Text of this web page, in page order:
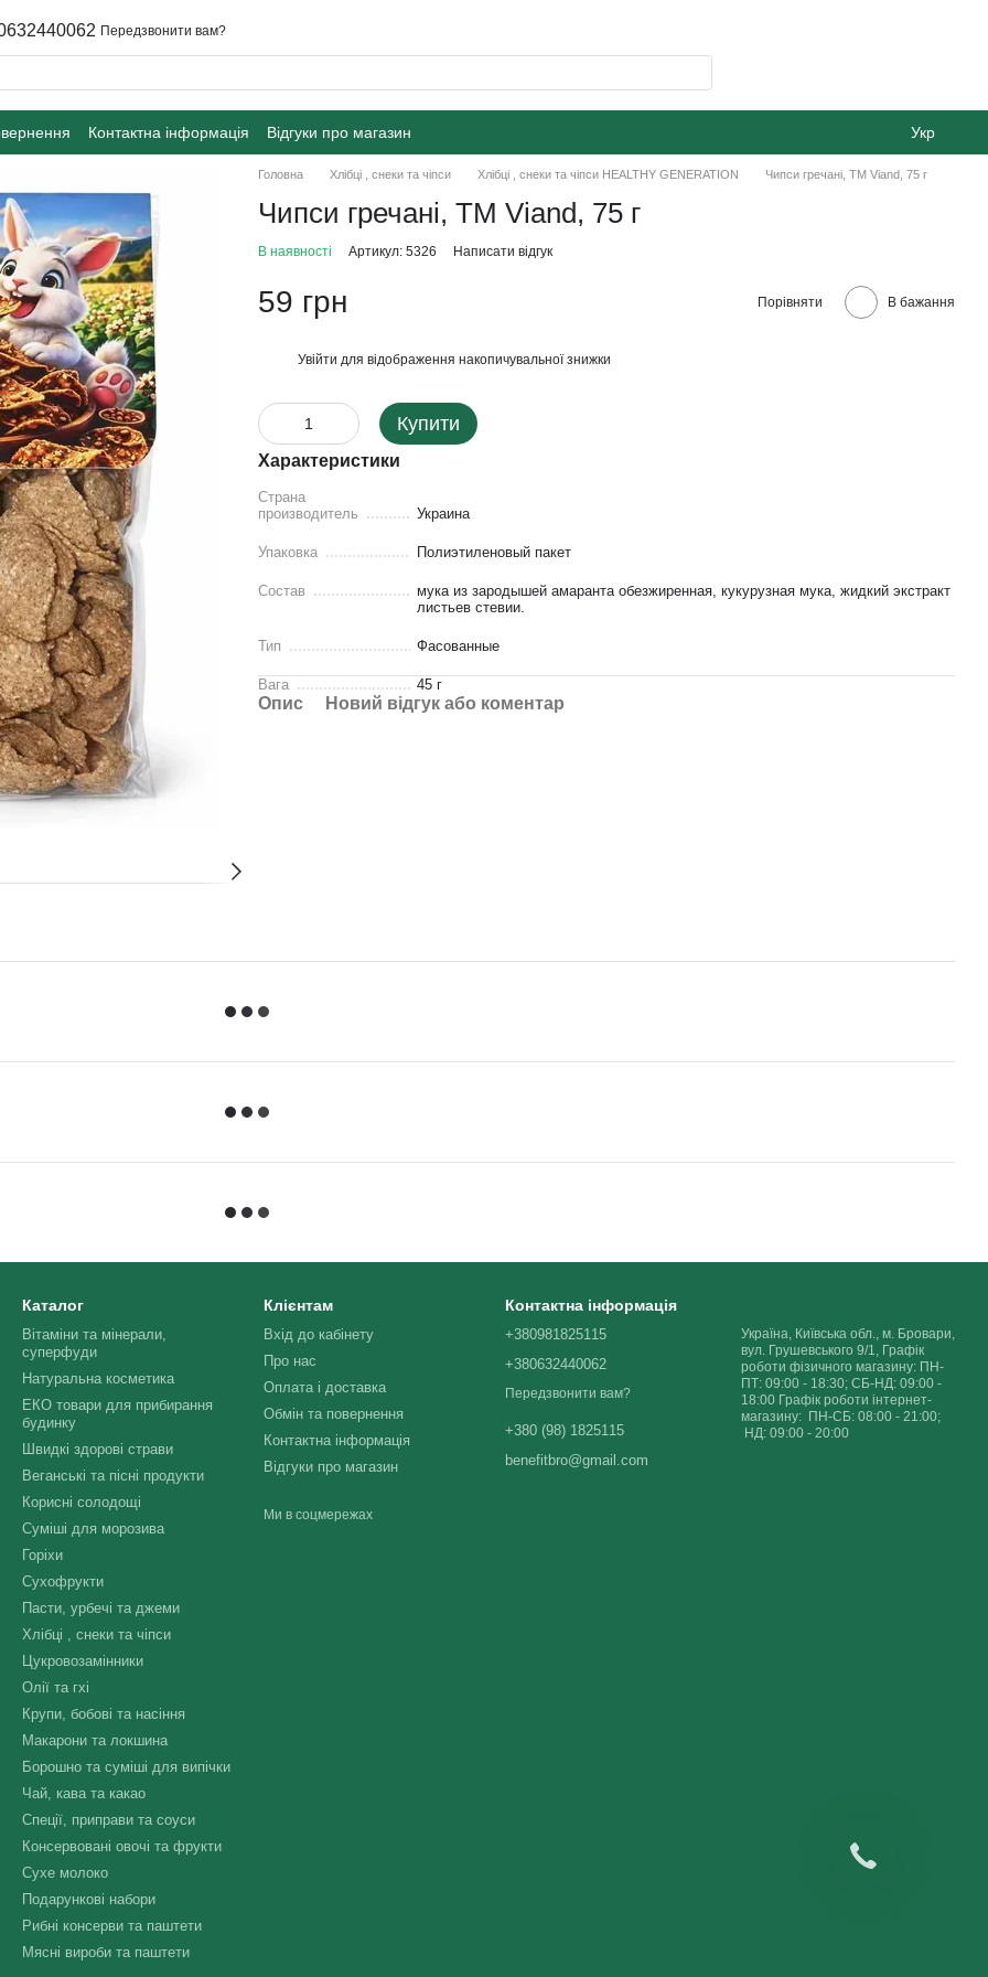
Передзвонити вам?
Контактна інформація Відгуки про магазин Укр
Головна Хлібці , снеки та чіпси Хлібці , снеки та чіпси HEALTHY GENERATION Чипси гречані, ТМ Viand, 75 г
Чипси гречані, ТМ Viand, 75 г
В наявності Артикул: 5326 Написати відгук
59 грн Порівняти В бажання
Увійти для відображення накопичувальної знижки
Купити
Характеристики
Страна
производитель
Украина
Упаковка Полиэтиленовый пакет
Состав
мука из зародышей амаранта обезжиренная, кукурузная мука, жидкий экстракт
листьев стевии.
Тип Фасованные
Вага 45 г
Опис Новий відгук або коментар
Каталог
Вітаміни та мінерали,
суперфуди
Натуральна косметика
ЕКО товари для прибирання
будинку
Швидкі здорові страви
Веганські та пісні продукти
Корисні солодощі
Суміші для морозива
Горіхи
Сухофрукти
Пасти, урбечі та джеми
Хлібці , снеки та чіпси
Цукровозамінники
Олії та гхі
Крупи, бобові та насіння
Макарони та локшина
Борошно та суміші для випічки
Чай, кава та какао
Спеції, приправи та соуси
Консервовані овочі та фрукти
Сухе молоко
Подарункові набори
Рибні консерви та паштети
Мясні вироби та паштети
Клієнтам
Вхід до кабінету
Про нас
Оплата і доставка
Обмін та повернення
Контактна інформація
Відгуки про магазин
Ми в соцмережах
Контактна інформація
+380981825115
+380632440062
Передзвонити вам?
+380 (98) 1825115
benefitbro@gmail.com
Україна, Київська обл., м. Бровари,
вул. Грушевського 9/1, Графік
роботи фізичного магазину: ПН-
ПТ: 09:00 - 18:30; СБ-НД: 09:00 -
18:00 Графік роботи інтернет-
магазину: ПН-СБ: 08:00 - 21:00;
НД: 09:00 - 20:00